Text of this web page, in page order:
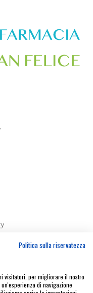
Politica sulla riservatezza
visitatori, per migliorare il nostro
di navigazione